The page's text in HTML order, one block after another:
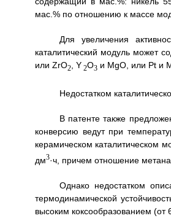
мас.% по отношению к массе
Для увеличения
каталитический модуль может
или ZrO2, Y 2O3и MgO, или Pt и
Недостатком
В патенте также
конверсию ведут при
керамическом каталитическом
дм3·ч, причем отношение метана
Однако недостатком
термодинамической
высоким коксообразованием (от